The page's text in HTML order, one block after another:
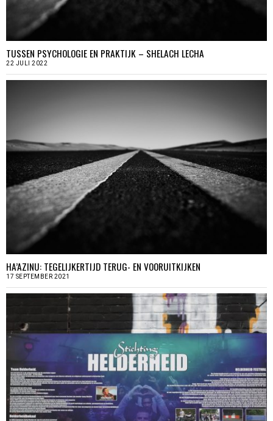
TUSSEN PSYCHOLOGIE EN PRAKTIJK – SHELACH LECHA
22 JULI 2022
HA’AZINU: TEGELIJKERTIJD TERUG- EN VOORUITKIJKEN
17 SEPTEMBER 2021